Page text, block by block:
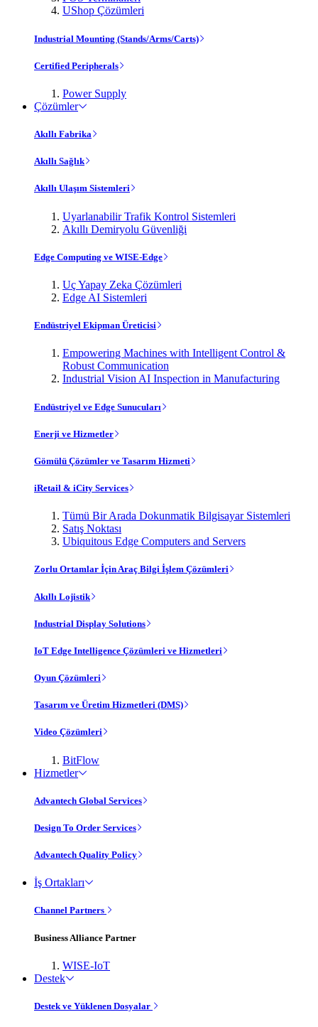
UShop Çözümleri
Industrial Mounting (Stands/Arms/Carts)
Certified Peripherals
Power Supply
Çözümler
Akıllı Fabrika
Akıllı Sağlık
Akıllı Ulaşım Sistemleri
Uyarlanabilir Trafik Kontrol Sistemleri
Akıllı Demiryolu Güvenliği
Edge Computing ve WISE-Edge
Uç Yapay Zeka Çözümleri
Edge AI Sistemleri
Endüstriyel Ekipman Üreticisi
Empowering Machines with Intelligent Control &
Robust Communication
Industrial Vision AI Inspection in Manufacturing
Endüstriyel ve Edge Sunucuları
Enerji ve Hizmetler
Gömülü Çözümler ve Tasarım Hizmeti
iRetail & iCity Services
Tümü Bir Arada Dokunmatik Bilgisayar Sistemleri
Satış Noktası
Ubiquitous Edge Computers and Servers
Zorlu Ortamlar İçin Araç Bilgi İşlem Çözümleri
Akıllı Lojistik
Industrial Display Solutions
IoT Edge Intelligence Çözümleri ve Hizmetleri
Oyun Çözümleri
Tasarım ve Üretim Hizmetleri (DMS)
Video Çözümleri
BitFlow
Hizmetler
Advantech Global Services
Design To Order Services
Advantech Quality Policy
İş Ortakları
Channel Partners
Business Alliance Partner
WISE-IoT
Destek
Destek ve Yüklenen Dosyalar